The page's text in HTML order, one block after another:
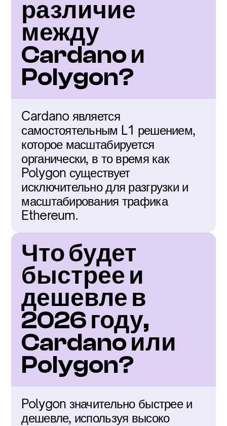
различие
между
Cardano и
Polygon?
Cardano является
самостоятельным L1 решением,
которое масштабируется
органически, в то время как
Polygon существует
исключительно для разгрузки и
масштабирования трафика
Ethereum.
Что будет
быстрее и
дешевле в
2026 году,
Cardano или
Polygon?
Polygon значительно быстрее и
дешевле, используя высоко